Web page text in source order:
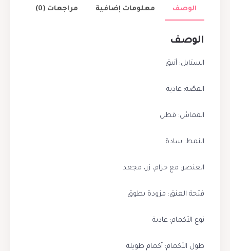
الوصف معلومات إضافية مراجعات (0)
الوصف
الستايل: أنيق
القصّة: عادية
القماش: قطن
النمط: سادة
العنصر: مع حزام، زر، مجعد
فتحة العنق: مزودة بطوق
نوع الأكمام: عادية
طول الأكمام: أكمام طويلة